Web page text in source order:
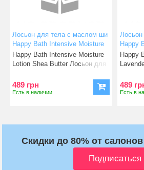
Лосьон для тела с маслом ши
Happy Bath Intensive Moisture
SheaButter 450 мл
(8801042627970)
Happy Bath Intensive Moisture
Lotion Shea Butter Лосьон для
489 грн
Есть в наличии
Happy
Happy
489
Есть в
Скидки до 80% от